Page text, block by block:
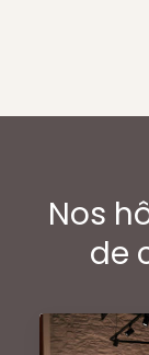
Nos
de